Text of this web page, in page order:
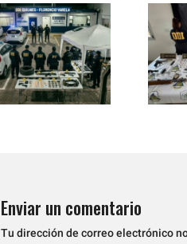
Enviar un comentario
Tu dirección de correo electrónico